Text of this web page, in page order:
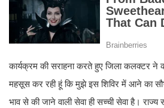
कार्यक्रम की सराहना करते हुए जिला कलक्टर ने
महसूस कर रही हूं कि मुझे इस शिविर में आने का
भाव से की जाने वाली सेवा ही सच्ची सेवा है। राज्य